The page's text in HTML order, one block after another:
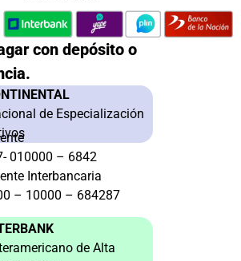
con depósito o
de Especialización
010000 – 6842
Interbancaria
– 10000 – 684287
de Alta